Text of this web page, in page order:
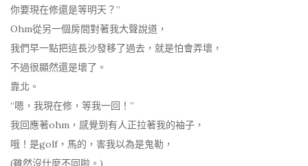
你要現在修還是等明天？”
Ohm從另一個房間對著我大聲說道，
我們早一點把這長沙發移了過去，就是怕會弄壞，
不過很顯然還是壞了。
靠北。
“嗯，我現在修，等我一回！”
我回應著ohm，感覺到有人正拉著我的袖子，
哦！是golf，馬的，害我以為是鬼勒，
(雖然沒什麼不同啦。)